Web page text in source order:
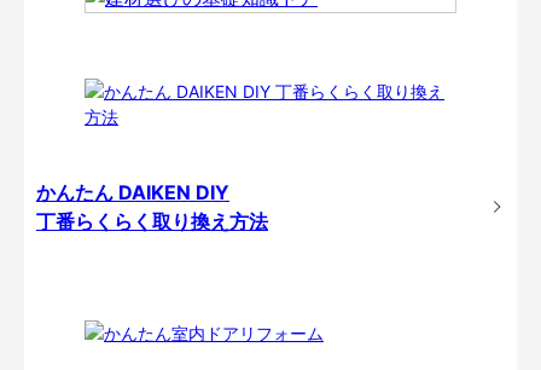
かんたん DAIKEN DIY
丁番らくらく取り換え方法